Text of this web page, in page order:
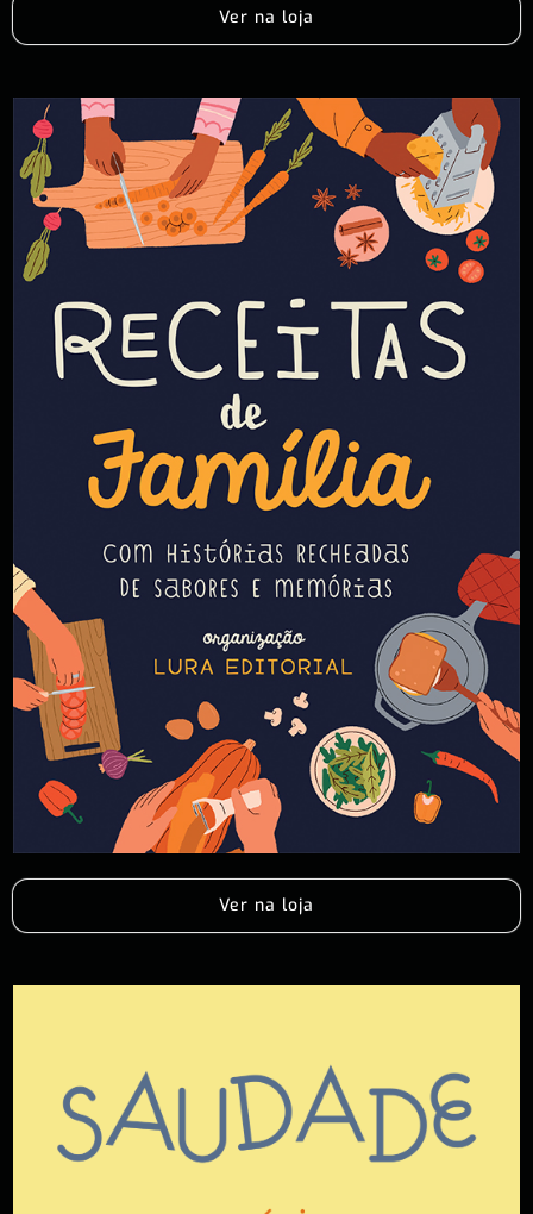
Ver na loja
Ver na loja